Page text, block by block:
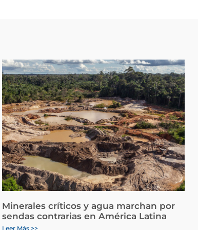
Minerales críticos y agua marchan por
sendas contrarias en América Latina
Leer Más >>